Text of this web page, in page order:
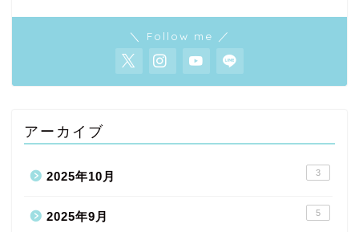
＼ Follow me ／
アーカイブ
2025年10月 3
2025年9月 5